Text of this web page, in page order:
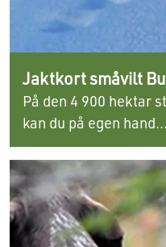
Jaktkort småvilt
På den 4 900 hektar
kan du på egen hand...